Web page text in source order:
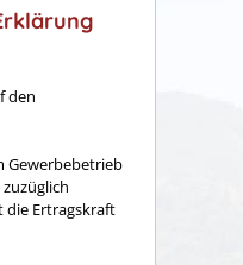
den
Gewerbebetrieb
die Ertragskraft